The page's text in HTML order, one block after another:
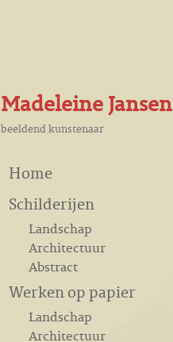
Madeleine Jansen
beeldend kunstenaar
Home
Schilderijen
Landschap
Architectuur
Abstract
Werken op papier
Landschap
Architectuur